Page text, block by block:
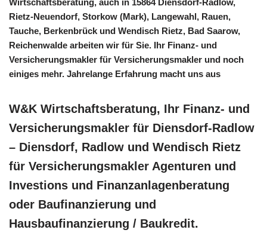
Rietz-Neuendorf, Storkow (Mark), Langewahl, Rauen,
Tauche, Berkenbrück und Wendisch Rietz, Bad Saarow,
Reichenwalde arbeiten wir für Sie. Ihr Finanz- und
Versicherungsmakler für Versicherungsmakler und noch
einiges mehr. Jahrelange Erfahrung macht uns aus
W&K Wirtschaftsberatung, Ihr Finanz- und
Versicherungsmakler für Diensdorf-Radlow
– Diensdorf, Radlow und Wendisch Rietz
für Versicherungsmakler Agenturen und
Investions und Finanzanlagenberatung
oder Baufinanzierung und
Hausbaufinanzierung / Baukredit.